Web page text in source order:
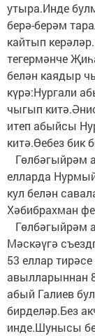
утыра.Инде
берә-берәм
кайтып
тегермәнче
белән каядыр
күрә:Нургали
чыгып
итеп абыйсы
китә.Өебез бик
Гөлбәгыйрәм
елларда
кул белән
Хәбибрахман
Гөлбәгыйрәм
Мәскәүгә
53 еллар
авылларыннан
абый Галиев
бирделәр.Без
инде.Шунысы